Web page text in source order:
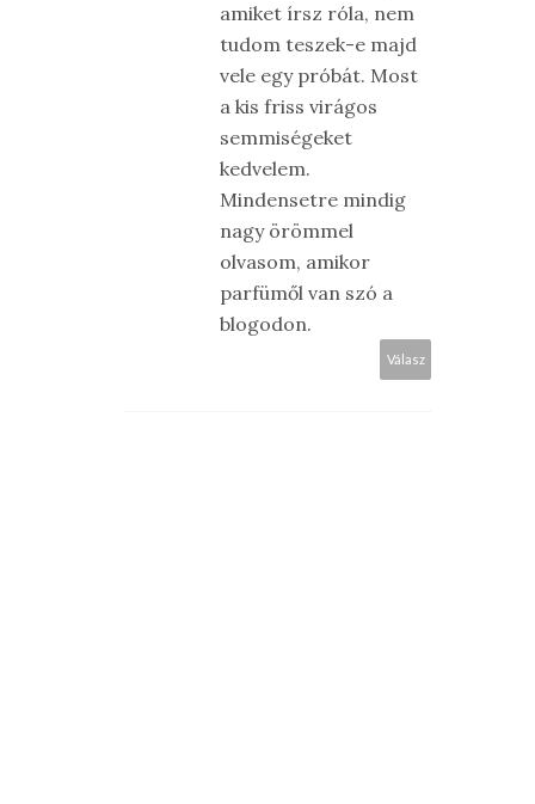
amiket írsz róla, nem
tudom teszek-e majd
vele egy próbát. Most
a kis friss virágos
semmiségeket
kedvelem.
Mindensetre mindig
nagy örömmel
olvasom, amikor
parfümől van szó a
blogodon.
Válasz